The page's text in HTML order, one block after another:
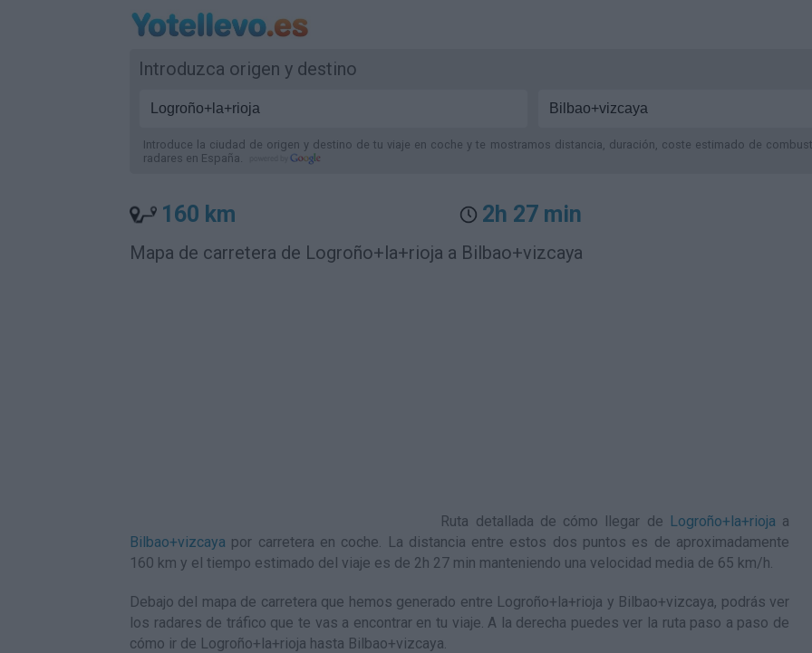
Introduzca origen y destino
Introduce la ciudad de origen y destino de tu viaje en coche y te mostramos distancia, duración, coste estimado de
radares en España.
160 km 2h 27 min
Mapa de carretera de Logroño+la+rioja a Bilbao+vizcaya
Ruta detallada de cómo llegar de Logroño+la+rioja a
Bilbao+vizcaya por carretera en coche. La distancia entre estos dos puntos es de aproximadamente
160 km y el tiempo estimado del viaje es de 2h 27 min manteniendo una velocidad media de 65 km/h.
Debajo del mapa de carretera que hemos generado entre Logroño+la+rioja y Bilbao+vizcaya, podrás ver
los radares de tráfico que te vas a encontrar en tu viaje. A la derecha puedes ver la ruta paso a paso de
cómo ir de Logroño+la+rioja hasta Bilbao+vizcaya.